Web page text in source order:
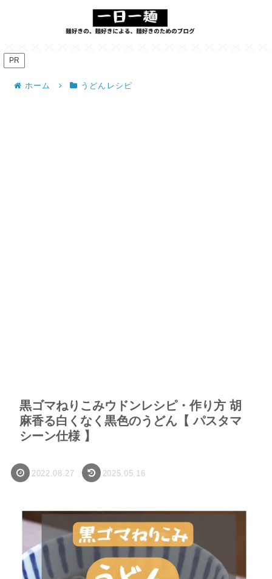
PR
ホーム うどんレシピ
黒ゴマねりこみウドンレシピ・作り方 胡
麻香る白くなく黒色のうどん【 パスタマ
シーン仕様 】
2022.08.27 2025.05.16